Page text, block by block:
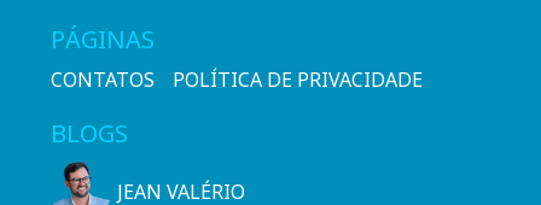
PÁGINAS
CONTATOS POLÍTICA DE PRIVACIDADE
BLOGS
JEAN VALÉRIO